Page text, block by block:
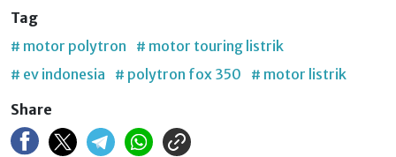
Tag
# motor polytron
# motor touring listrik
# ev indonesia
# polytron fox 350
# motor listrik
Share